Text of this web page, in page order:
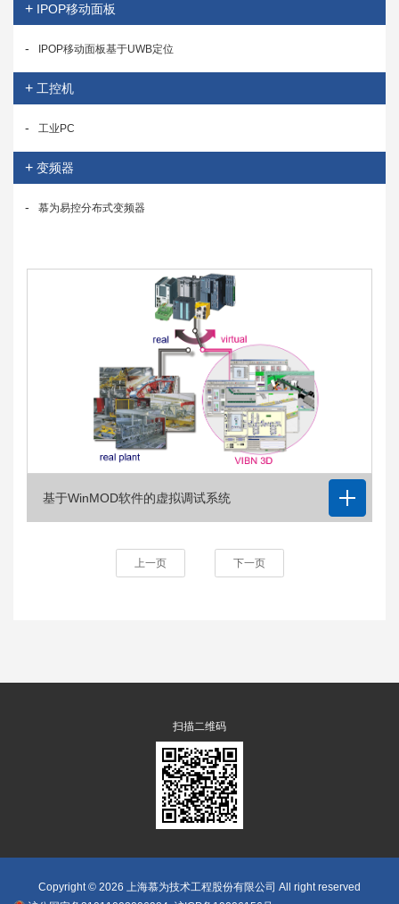
+ IPOP移动面板
- IPOP移动面板基于UWB定位
+ 工控机
- 工业PC
+ 变频器
- 慕为易控分布式变频器
基于WinMOD软件的虚拟调试系统
上一页 下一页
扫描二维码
Copyright © 2026 上海慕为技术工程股份有限公司 All right reserved